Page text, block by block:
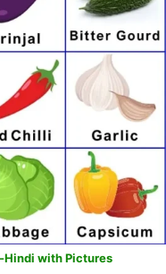
Hindi with Pictures